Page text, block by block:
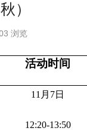
）
浏览
活动时间
11月 7日
12:20-13:50